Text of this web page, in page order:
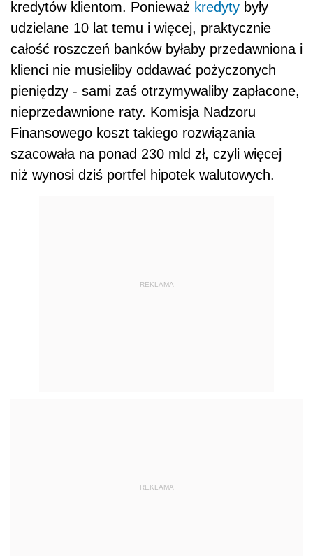
kredytów klientom. Ponieważ kredyty były
udzielane 10 lat temu i więcej, praktycznie
całość roszczeń banków byłaby przedawniona i
klienci nie musieliby oddawać pożyczonych
pieniędzy - sami zaś otrzymywaliby zapłacone,
nieprzedawnione raty. Komisja Nadzoru
Finansowego koszt takiego rozwiązania
szacowała na ponad 230 mld zł, czyli więcej
niż wynosi dziś portfel hipotek walutowych.
REKLAMA
REKLAMA